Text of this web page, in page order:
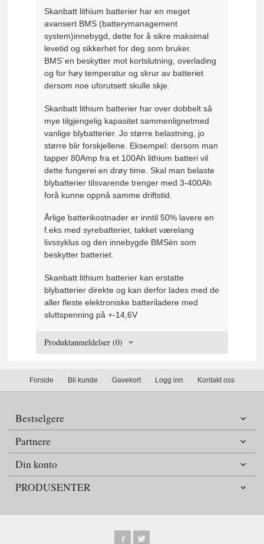
Skanbatt lithium batterier har en meget
avansert BMS (batterymanagement
system)innebygd, dette for å sikre maksimal
levetid og sikkerhet for deg som bruker.
BMS`en beskytter mot kortslutning, overlading
og for høy temperatur og skrur av batteriet
dersom noe uforutsett skulle skje.
Skanbatt lithium batterier har over dobbelt så
mye tilgjengelig kapasitet sammenlignetmed
vanlige blybatterier. Jo større belastning, jo
større blir forskjellene. Eksempel: dersom man
tapper 80Amp fra et 100Ah lithium batteri vil
dette fungerei en drøy time. Skal man belaste
blybatterier tilsvarende trenger med 3-400Ah
forå kunne oppnå samme driftstid.
Årlige batterikostnader er inntil 50% lavere en
f.eks med syrebatterier, takket værelang
livssyklus og den innebygde BMSèn som
beskytter batteriet.
Skanbatt lithium batterier kan erstatte
blybatterier direkte og kan derfor lades med de
aller fleste elektroniske batteriladere med
sluttspenning på +-14,6V
Produktanmeldelser (0)
Forside Bli kunde Gavekort Logg inn Kontakt oss
Bestselgere
Partnere
Din konto
PRODUSENTER